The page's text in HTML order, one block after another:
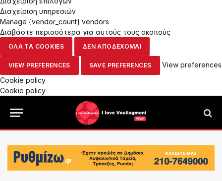
Διαχείριση υπηρεσιών
Manage {vendor_count} vendors
Διαβάστε περισσότερα για αυτούς τους σκοπούς
ΟΛΑ ΤΑ COOKIES ΔΕΝ ΑΠΟΔΕΧΟΜΑΙ
VIEW PREFERENCES SAVE PREFERENCES
View preferences
Cookie policy
Cookie policy